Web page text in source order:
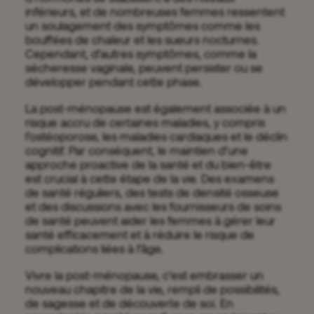
inférieurs, et de nombreuses femmes ressentent
un soulagement des symptômes comme les
bouffées de chaleur et les sueurs nocturnes.
Cependant, d’autres symptômes, comme la
sécheresse vaginale, peuvent persister ou se
développer pendant cette phase.
La post-ménopause est également associée à un
risque accru de certaines maladies, y compris
l’ostéoporose, les maladies cardiaques et le déclin
cognitif. Par conséquent, le maintien d’une
approche proactive de la santé et du bien-être
est crucial à cette étape de la vie. Des examens
de santé réguliers, des tests de densité osseuse
et des discussions avec les fournisseurs de soins
de santé peuvent aider les femmes à gérer leur
santé efficacement et à réduire le risque de
complications liées à l’âge.
Vivre la post-ménopause, c’est embrasser un
nouveau chapitre de la vie, rempli de possibilités,
de sagesse et de découverte de soi. En